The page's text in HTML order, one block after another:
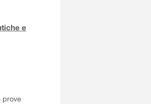
e
prove